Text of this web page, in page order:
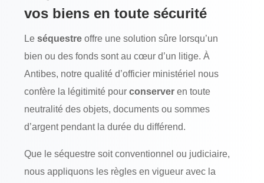
vos biens en toute sécurité
Le séquestreoffre une solution sûre lorsqu’un
bien ou des fonds sont au cœur d’un litige. À
Antibes, notre qualité d’officier ministériel nous
confère la légitimité pour conserveren toute
neutralité des objets, documents ou sommes
d’argent pendant la durée du différend.
Que le séquestre soit conventionnel ou judiciaire,
nous appliquons les règles en vigueur avec la